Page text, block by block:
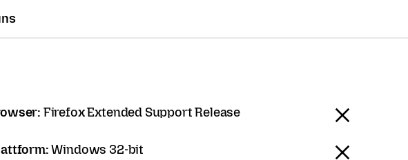
Firefox Extended Support Release
Windows 32-bit